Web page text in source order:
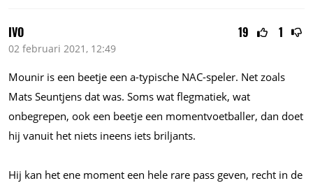
19 1
IVO
02 februari 2021, 12:49
Mounir is een beetje een a-typische NAC-speler. Net zoals
Mats Seuntjens dat was. Soms wat flegmatiek, wat
onbegrepen, ook een beetje een momentvoetballer, dan doet
hij vanuit het niets ineens iets briljants.
Hij kan het ene moment een hele rare pass geven, recht in de